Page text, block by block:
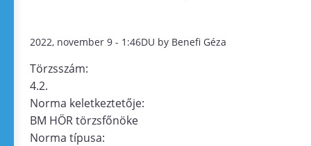
2022, november 9 - 1:46DU by Benefi Géza
Törzsszám:
4.2.
Norma keletkeztetője:
BM HÖR törzsfőnöke
Norma típusa: